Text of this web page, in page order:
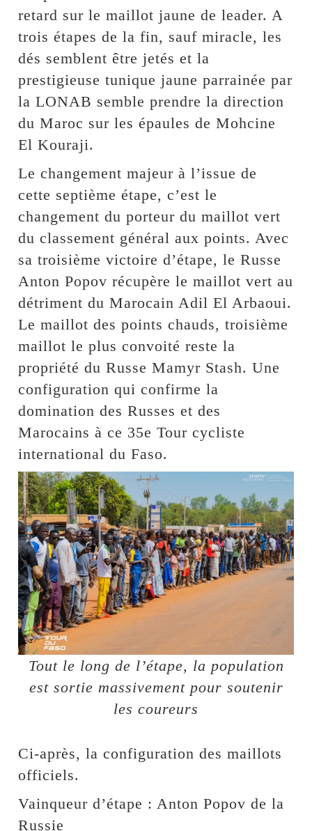
retard sur le maillot jaune de leader. A
trois étapes de la fin, sauf miracle, les
dés semblent être jetés et la
prestigieuse tunique jaune parrainée par
la LONAB semble prendre la direction
du Maroc sur les épaules de Mohcine
El Kouraji.
Le changement majeur à l’issue de
cette septième étape, c’est le
changement du porteur du maillot vert
du classement général aux points. Avec
sa troisième victoire d’étape, le Russe
Anton Popov récupère le maillot vert au
détriment du Marocain Adil El Arbaoui.
Le maillot des points chauds, troisième
maillot le plus convoité reste la
propriété du Russe Mamyr Stash. Une
configuration qui confirme la
domination des Russes et des
Marocains à ce 35e Tour cycliste
international du Faso.
Tout le long de l’étape, la population
est sortie massivement pour soutenir
les coureurs
Ci-après, la configuration des maillots
officiels.
Vainqueur d’étape : Anton Popov de la
Russie